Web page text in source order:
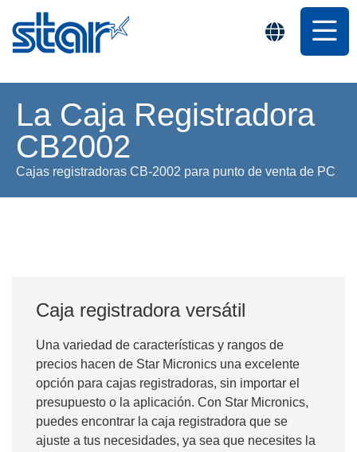
La Caja Registradora
CB2002
Cajas registradoras CB-2002 para punto de venta de PC
Caja registradora versátil
Una variedad de características y rangos de
precios hacen de Star Micronics una excelente
opción para cajas registradoras, sin importar el
presupuesto o la aplicación. Con Star Micronics,
puedes encontrar la caja registradora que se
ajuste a tus necesidades, ya sea que necesites la